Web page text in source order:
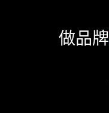
做品牌